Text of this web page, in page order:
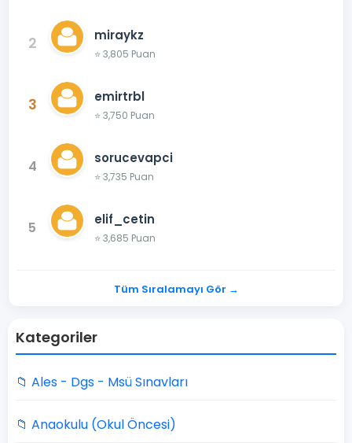
2 miraykz
⭐ 3,805 Puan
3 emirtrbl
⭐ 3,750 Puan
4 sorucevapci
⭐ 3,735 Puan
5 elif_cetin
⭐ 3,685 Puan
Tüm Sıralamayı Gör →
Kategoriler
📁 Ales - Dgs - Msü Sınavları
📁 Anaokulu (Okul Öncesi)